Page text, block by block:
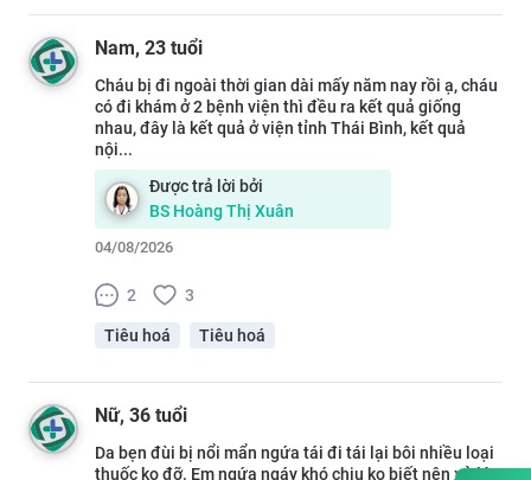
Nam, 23 tuổi
Cháu bị đi ngoài thời gian dài mấy năm nay rồi ạ, cháu
có đi khám ở 2 bệnh viện thì đều ra kết quả giống
nhau, đây là kết quả ở viện tỉnh Thái Bình, kết quả
nội...
Được trả lời bởi
BS Hoàng Thị Xuân
04/08/2026
2 3
Tiêu hoá Tiêu hoá
Nữ, 36 tuổi
Da bẹn đùi bị nổi mẩn ngứa tái đi tái lại bôi nhiều loại
thuốc ko đỡ. Em ngứa ngáy khó chịu ko biết nên xử lý